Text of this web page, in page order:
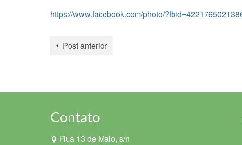
https://www.facebook.com/photo/
Post anterior
Contato
Rua 13 de Maio, s/n